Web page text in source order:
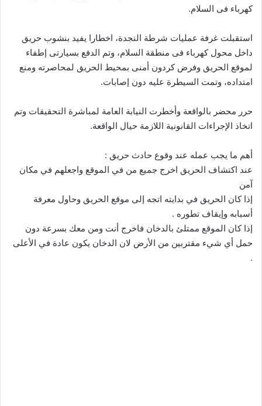
كهرباء فى السلام.
استقبلت غرفة عمليات شرطة النجدة، اخطارا يفيد بنشوب حريق
داخل محول كهرباء فى منطقة السلام، وتم الدفع بسيارتى إطفاء
لموقع الحريق وفرض كردون أمنى بمحيط الحريق لمحاصرته ومنع
امتداده، وتمت السيطرة عليه دون إصابات.
حرر محضر بالواقعة وأخطرت النيابة العامة لمباشرة التحقيقات وتم
اتخاذ الإجراءات القانونية اللازمة حيال الواقعة.
أهم ما يجب عمله عند وقوع حادث حريق :
عند اكتشاف الحريق اخرج جميع من في الموقع واجعلهم في مكان
آمن
إذا كان الحريق في بدايته اتجه إلى موقع الحريق وحاول معرفة
أسبابه وإيقاف تطوره .
إذا كان الموقع ممتلئ بالدخان فاخرج أنت ومن معك بسرعة دون
حمل أي شيء مقتربين من الأرض لان الدخان يكون عادة في الأعلى
.